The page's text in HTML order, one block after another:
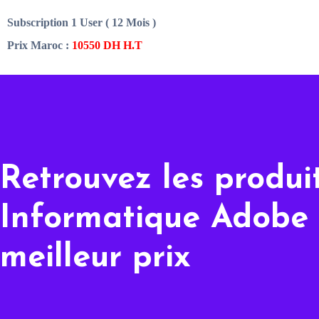
Subscription 1 User ( 12 Mois )
Prix Maroc : 10550 DH H.T
Retrouvez les
Informatique Adobe
meilleur prix